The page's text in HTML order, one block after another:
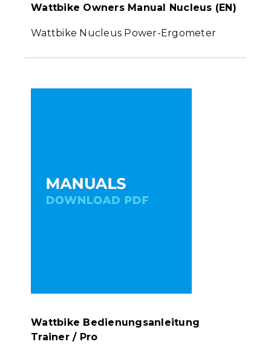
Wattbike Owners Manual Nucleus (EN)
Wattbike Nucleus Power-Ergometer
Wattbike Bedienungsanleitung
Trainer / Pro